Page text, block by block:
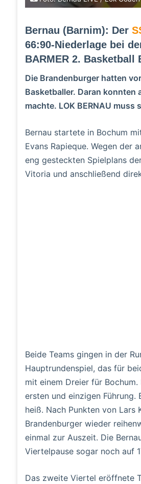
Bernau (Barnim): Der
66:90-Niederlage bei
BARMER 2. Basketball
Die Brandenburger hatten
Basketballer. Daran konnten
machte. LOK BERNAU
Bernau startete in Bochum
Evans Rapieque. Wegen der
eng gesteckten Spielplans
Vitoria und anschließend
Beide Teams gingen in der
Hauptrundenspiel, das für
mit einem Dreier für
ersten und einzigen
heiß. Nach Punkten von Lars
Brandenburger wieder
einmal zur Auszeit. Die
Viertelpause sogar noch auf
Das zweite Viertel eröffnete